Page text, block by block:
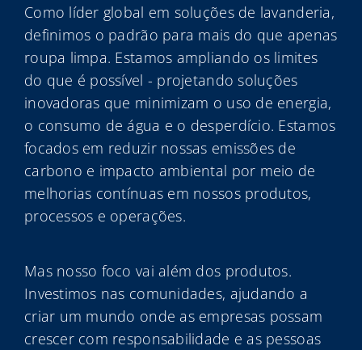
Como líder global em soluções de lavanderia,
definimos o padrão para mais do que apenas
roupa limpa. Estamos ampliando os limites
do que é possível - projetando soluções
inovadoras que minimizam o uso de energia,
o consumo de água e o desperdício. Estamos
focados em reduzir nossas emissões de
carbono e impacto ambiental por meio de
melhorias contínuas em nossos produtos,
processos e operações.
Mas nosso foco vai além dos produtos.
Investimos nas comunidades, ajudando a
criar um mundo onde as empresas possam
crescer com responsabilidade e as pessoas